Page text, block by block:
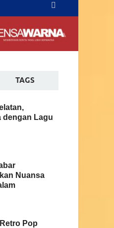
TAGS
dengan Lagu
Nuansa
Pop